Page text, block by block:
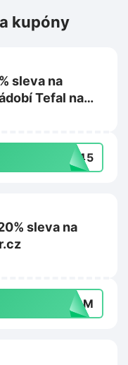
kupóny
sleva na
Tefal na
AR45
sleva na
P4PM